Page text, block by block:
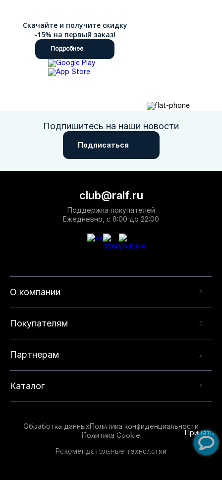
Скачайте и получите скидку
-15% на первый заказ!
Подробнее
Подпишитесь на наши новости
Подписаться
О компании
Покупателям
Партнерам
Каталог
club@ralf.ru
Поддержка покупателей
Ежедневно, с 8:00 до 22:00
Обработка данныхПолитика конфиденциальности
Политика Cookie
Рекомендательные технологии
опыта на нашем сайте. Продолжая использовать
данный сайт, вы соглашаетесь с использованием
технологий. Для получения дополнительной
Принять